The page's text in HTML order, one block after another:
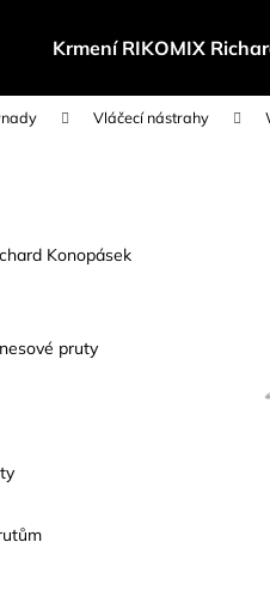
Krmení RIKOMIX
Vláčecí nástrahy
Konopásek
pruty
KAPR ČERVENÝ